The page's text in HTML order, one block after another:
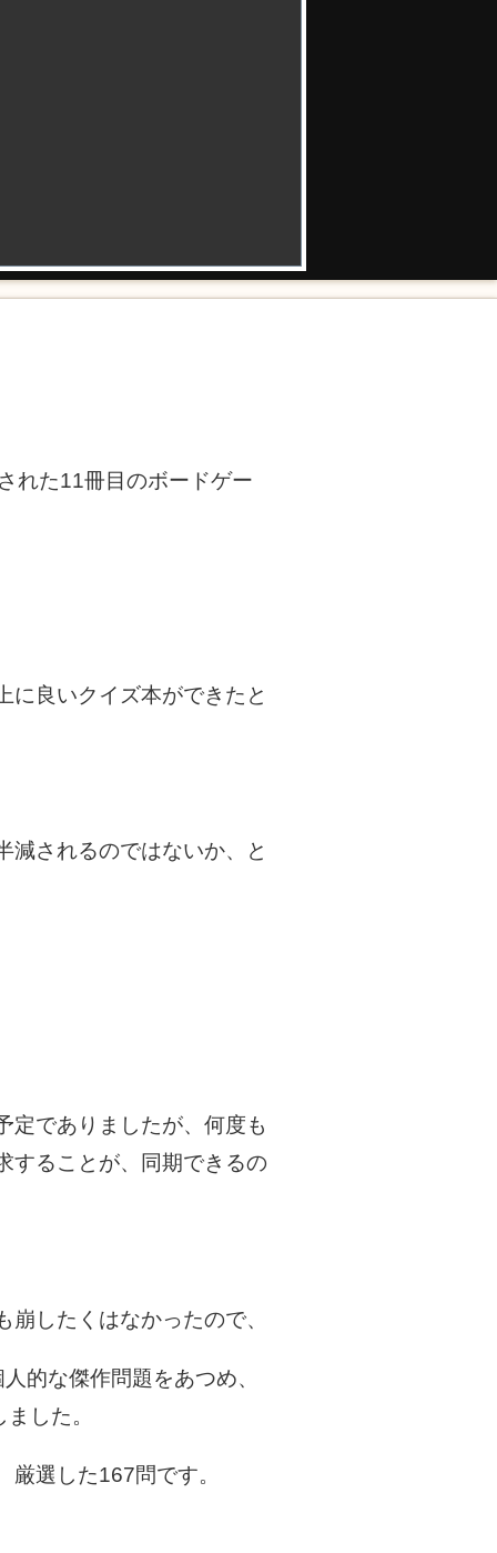
れた11冊目のボードゲー
に良いクイズ本ができたと
減されるのではないか、と
定でありましたが、何度も
することが、同期できるの
したくはなかったので、
的な傑作問題をあつめ、
した。
選した167問です。